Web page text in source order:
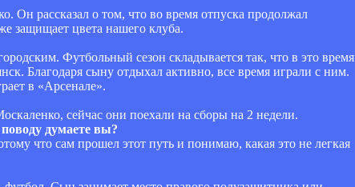
Он рассказал о том, что во время отпуска продолжал
защищает цвета нашего клуба.
Футбольный сезон складывается так, что в это время
Благодаря сыну отдыхал активно, все время играли с ним.
в «Арсенале».
сейчас они поехали на сборы на 2 недели.
думаете вы?
что сам прошел этот путь и понимаю, какая это не легкая